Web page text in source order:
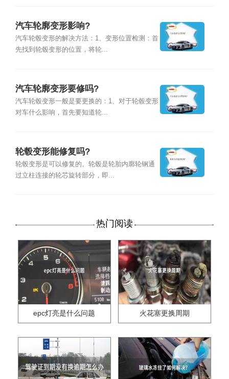
汽车轮廓变形影响?
汽车轮毂变形的解决方法：1、变形位置检测：首
先找到轮毂变形的位置，将轮...
汽车轮廓变形要修吗?
汽车轮毂变形一般是要更换的：1、对于轮毂变形
对车什么影响，首先要知道轮...
轮毂变形能修复吗?
轮毂变形是可以修复的。轮毂是轮胎内廓轮钢通
过立柱连接的轮芯旋转部分，即...
热门阅读
epc灯亮是什么问题 火花塞更换周期